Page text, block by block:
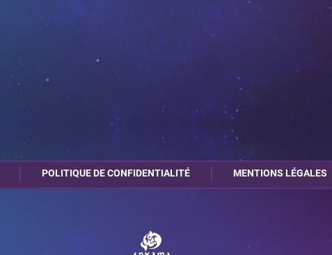
POLITIQUE DE CONFIDENTIALITÉ MENTIONS LÉGALES